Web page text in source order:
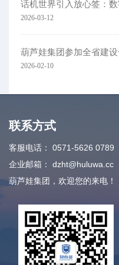
话机世界引入放心签：
2026-03-12
2026-02-10
联系方式
客服电话：
0571-5626 0789
企业邮箱：
dzht@huluwa.cc
葫芦娃集团，欢迎您的来电！